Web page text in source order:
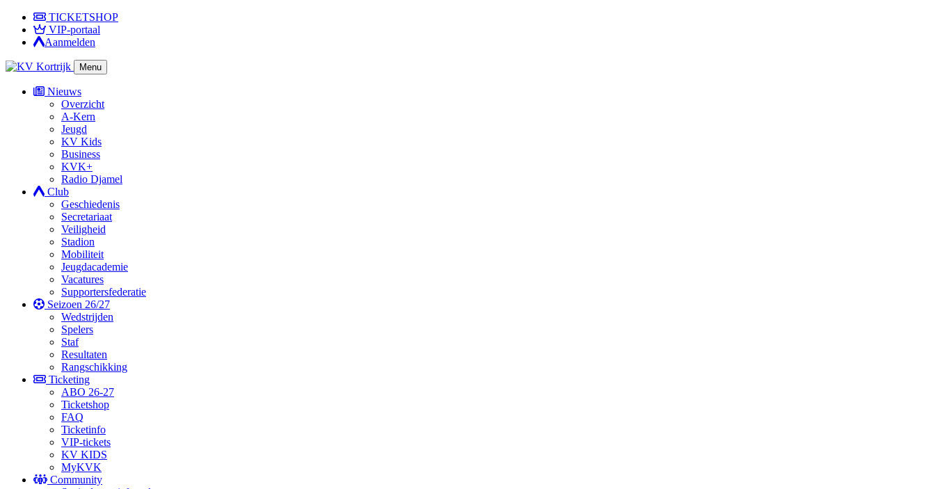
TICKETSHOP
VIP-portaal
Aanmelden
Menu
Nieuws
Overzicht
A-Kern
Jeugd
KV Kids
Business
KVK+
Radio Djamel
Club
Geschiedenis
Secretariaat
Veiligheid
Stadion
Mobiliteit
Jeugdacademie
Vacatures
Supportersfederatie
Seizoen 26/27
Wedstrijden
Spelers
Staf
Resultaten
Rangschikking
Ticketing
ABO 26-27
Ticketshop
FAQ
Ticketinfo
VIP-tickets
KV KIDS
MyKVK
Community